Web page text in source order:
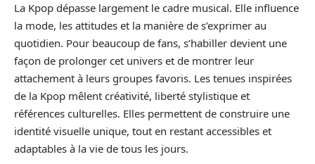
La Kpop dépasse largement le cadre musical. Elle influence
la mode, les attitudes et la manière de s’exprimer au
quotidien. Pour beaucoup de fans, s’habiller devient une
façon de prolonger cet univers et de montrer leur
attachement à leurs groupes favoris. Les tenues inspirées
de la Kpop mêlent créativité, liberté stylistique et
références culturelles. Elles permettent de construire une
identité visuelle unique, tout en restant accessibles et
adaptables à la vie de tous les jours.